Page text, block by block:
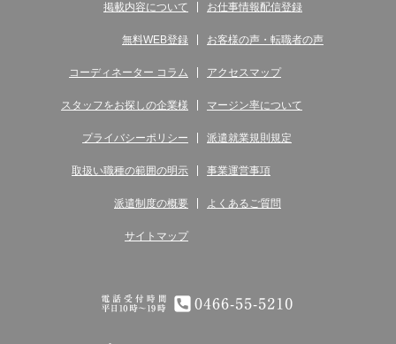
掲載内容について お仕事情報配信登録
無料WEB登録 お客様の声・転職者の声
コーディネーター コラム アクセスマップ
スタッフをお探しの企業様 マージン率について
プライバシーポリシー 派遣就業規則規定
取扱い職種の範囲の明示 事業運営事項
派遣制度の概要 よくあるご質問
サイトマップ